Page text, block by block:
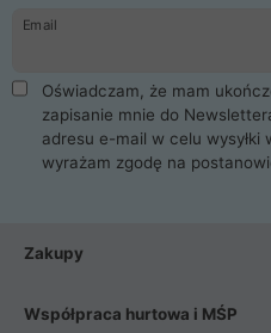
danych osobowych. Dlatego
ProLine to czysta przyjemność
Zaopatrzysz się u nas w
takie jak procesory, karty
dyski SSD, M.2 oraz HDD.
najlepszy zasilacz
Poza komputerami mamy
Smartfony takich producentów
wentylatory. Na koniec mając
Email
Oświadczam, że mam
zapisanie mnie do
adresu e-mail w celu wysyłki
wyrażam zgodę na
Zakupy
Współpraca hurtowa i MŚP